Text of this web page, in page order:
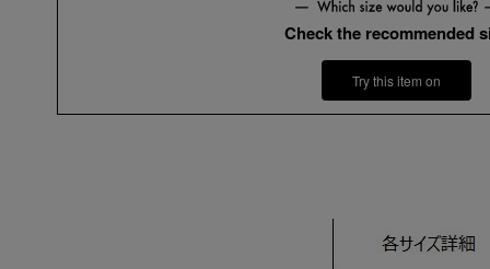
Check the recommended
Try this item on